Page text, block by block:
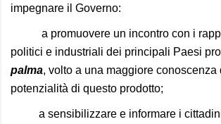
impegnare il Governo:
a promuovere un incontro con i
politici e industriali dei principali Paesi
palma, volto a una maggiore conoscenza
potenzialità di questo prodotto;
a sensibilizzare e informare i